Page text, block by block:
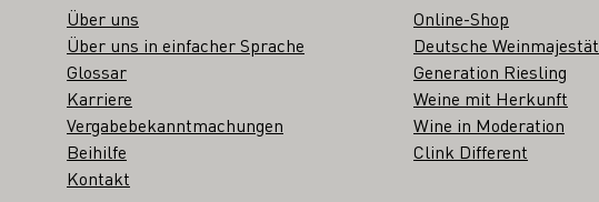
Über uns
Über uns in einfacher Sprache
Glossar
Karriere
Vergabebekanntmachungen
Beihilfe
Kontakt
Online-Shop
Deutsche Weinmajestät
Generation Riesling
Weine mit Herkunft
Wine in Moderation
Clink Different